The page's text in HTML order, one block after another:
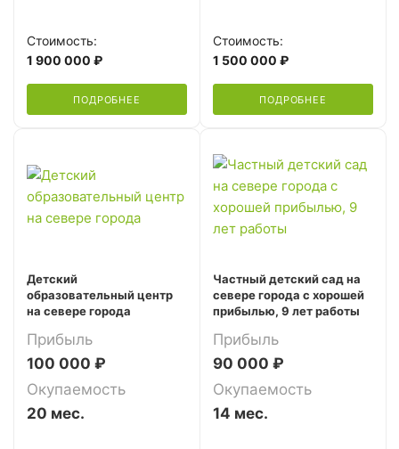
Стоимость:
1 900 000 ₽
ПОДРОБНЕЕ
Стоимость:
1 500 000 ₽
ПОДРОБНЕЕ
Детский
образовательный центр
на севере города
Прибыль
100 000 ₽
Окупаемость
20 мес.
Частный детский сад на
севере города с хорошей
прибылью, 9 лет работы
Прибыль
90 000 ₽
Окупаемость
14 мес.